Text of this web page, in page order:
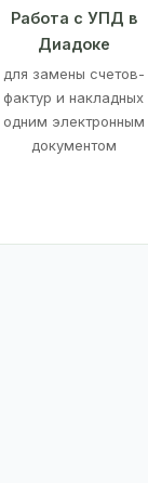
Работа с УПД в
Диадоке
для замены счетов-
фактур и накладных
одним электронным
документом